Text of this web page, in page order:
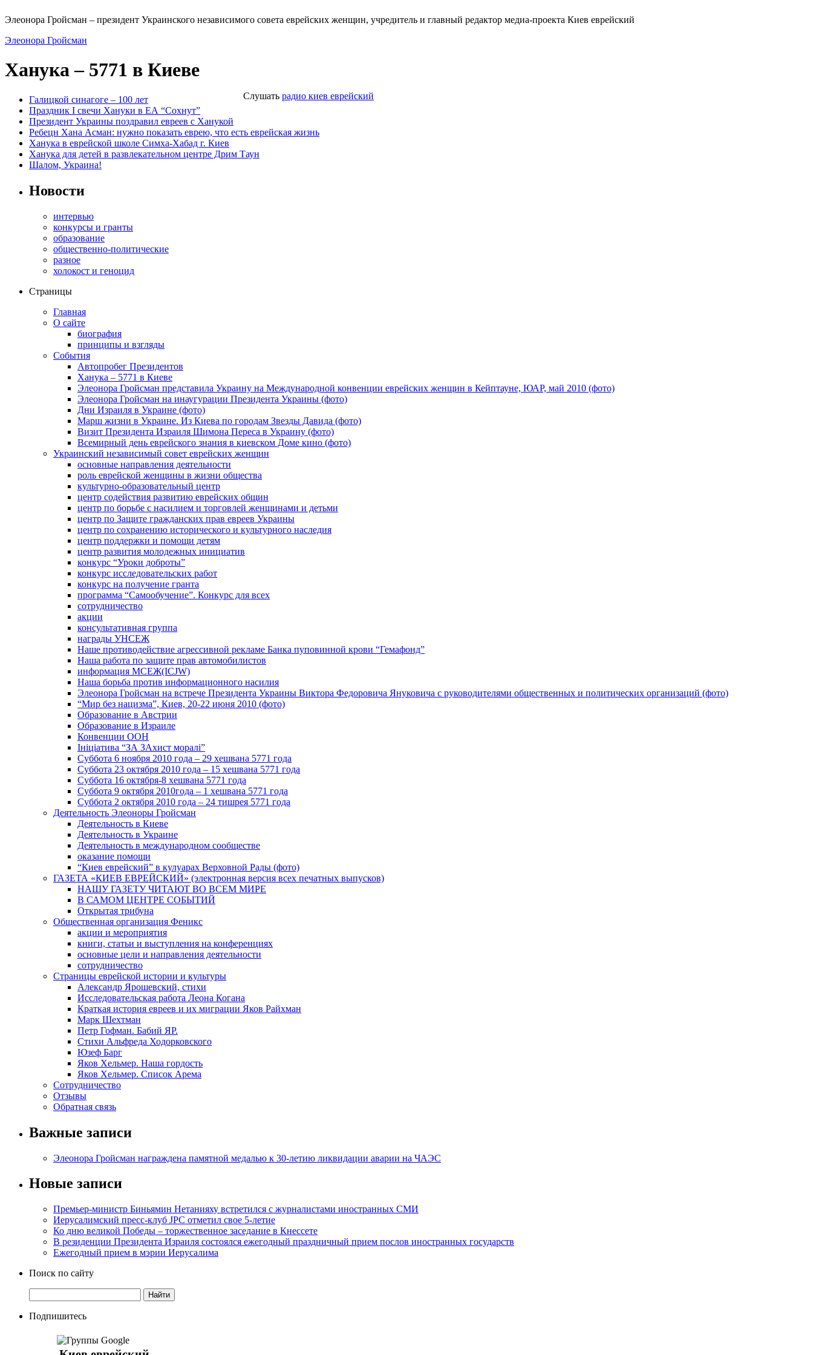
Элеонора Гройсман – президент Украинского независимого совета еврейских женщин, учредитель и главный редактор медиа-проекта Киев еврейский
Элеонора Гройсман
Слушать радио киев еврейский
Ханука – 5771 в Киеве
Галицкой синагоге – 100 лет
Праздник I свечи Хануки в ЕА “Сохнут”
Президент Украины поздравил евреев с Ханукой
Ребецн Хана Асман: нужно показать еврею, что есть еврейская жизнь
Ханука в еврейской школе Симха-Хабад г. Киев
Ханука для детей в развлекательном центре Дрим Таун
Шалом, Украина!
Новости
интервью
конкурсы и гранты
образование
общественно-политические
разное
холокост и геноцид
Страницы
Главная
О сайте
биография
принципы и взгляды
События
Автопробег Президентов
Ханука – 5771 в Киеве
Элеонора Гройсман представила Украину на Международной конвенции еврейских женщин в Кейптауне, ЮАР, май 2010 (фото)
Элеонора Гройсман на инаугурации Президента Украины (фото)
Дни Израиля в Украине (фото)
Марш жизни в Украине. Из Киева по городам Звезды Давида (фото)
Визит Президента Израиля Шимона Переса в Украину (фото)
Всемирный день еврейского знания в киевском Доме кино (фото)
Украинский независимый совет еврейских женщин
основные направления деятельности
роль еврейской женщины в жизни общества
культурно-образовательный центр
центр содействия развитию еврейских общин
центр по борьбе с насилием и торговлей женщинами и детьми
центр по Защите гражданских прав евреев Украины
центр по сохранению исторического и культурного наследия
центр поддержки и помощи детям
центр развития молодежных инициатив
конкурс “Уроки доброты”
конкурс исследовательских работ
конкурс на получение гранта
программа “Самообучение”. Конкурс для всех
сотрудничество
акции
консультативная группа
награды УНСЕЖ
Наше противодействие агрессивной рекламе Банка пуповинной крови “Гемафонд”
Наша работа по защите прав автомобилистов
информация МСЕЖ(ICJW)
Наша борьба против информационного насилия
Элеонора Гройсман на встрече Президента Украины Виктора Федоровича Януковича с руководителями общественных и политических организаций (фото)
“Мир без нацизма”, Киев, 20-22 июня 2010 (фото)
Образование в Австрии
Образование в Израиле
Конвенции ООН
Ініціатива “ЗА ЗАхист моралі”
Суббота 6 ноября 2010 года – 29 хешвана 5771 года
Суббота 23 октября 2010 года – 15 хешвана 5771 года
Суббота 16 октября-8 хешвана 5771 года
Суббота 9 октября 2010года – 1 хешвана 5771 года
Суббота 2 октября 2010 года – 24 тишрея 5771 года
Деятельность Элеоноры Гройсман
Деятельность в Киеве
Деятельность в Украине
Деятельность в международном сообществе
оказание помощи
“Киев еврейский” в кулуарах Верховной Рады (фото)
ГАЗЕТА «КИЕВ ЕВРЕЙСКИЙ» (электронная версия всех печатных выпусков)
НАШУ ГАЗЕТУ ЧИТАЮТ ВО ВСЕМ МИРЕ
В САМОМ ЦЕНТРЕ СОБЫТИЙ
Открытая трибуна
Общественная организация Феникс
акции и мероприятия
книги, статьи и выступления на конференциях
основные цели и направления деятельности
сотрудничество
Страницы еврейской истории и культуры
Александр Ярошевский, стихи
Исследовательская работа Леона Когана
Краткая история евреев и их миграции Яков Райхман
Марк Шехтман
Петр Гофман. Бабий ЯР.
Стихи Альфреда Ходорковского
Юзеф Барг
Яков Хельмер. Наша гордость
Яков Хельмер. Список Арема
Сотрудничество
Отзывы
Обратная связь
Важные записи
Элеонора Гройсман награждена памятной медалью к 30-летию ликвидации аварии на ЧАЭС
Новые записи
Премьер-министр Биньямин Нетанияху встретился с журналистами иностранных СМИ
Иерусалимский пресс-клуб JPC отметил свое 5-летие
Ко дню великой Победы – торжественное заседание в Кнессете
В резиденции Президента Израиля состоялся ежегодный праздничный прием послов иностранных государств
Ежегодный прием в мэрии Иерусалима
Поиск по сайту
Подпишитесь